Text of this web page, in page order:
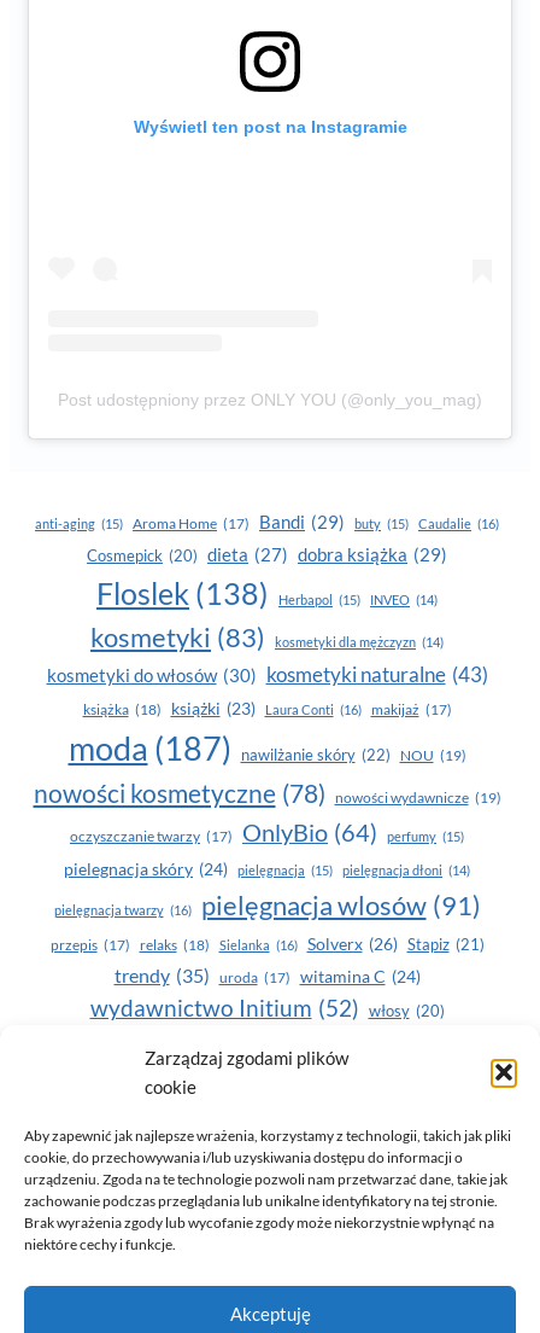
Zarządzaj zgodami plików
cookie
Aby zapewnić jak najlepsze wrażenia, korzystamy z technologii, takich jak pliki
cookie, do przechowywania i/lub uzyskiwania dostępu do informacji o
urządzeniu. Zgoda na te technologie pozwoli nam przetwarzać dane, takie jak
zachowanie podczas przeglądania lub unikalne identyfikatory na tej stronie.
Brak wyrażenia zgody lub wycofanie zgody może niekorzystnie wpłynąć na
niektóre cechy i funkcje.
Akceptuję
Wyświetl ten post na Instagramie
Post udostępniony przez ONLY YOU (@only_you_mag)
anti-aging (15) Aroma Home (17) Bandi (29) buty (15) Caudalie (16)
Cosmepick (20) dieta (27) dobra książka (29)
Floslek (138) Herbapol (15) INVEO (14)
kosmetyki (83) kosmetyki dla mężczyzn (14)
kosmetyki do włosów (30) kosmetyki naturalne (43)
książka (18) książki (23) Laura Conti (16) makijaż (17)
moda (187) nawilżanie skóry (22) NOU (19)
nowości kosmetyczne (78) nowości wydawnicze (19)
oczyszczanie twarzy (17) OnlyBio (64) perfumy (15)
pielegnacja skóry (24) pielęgnacja (15) pielęgnacja dłoni (14)
pielęgnacja twarzy (16) pielęgnacja wlosów (91)
przepis (17) relaks (18) Sielanka (16) Solverx (26) Stapiz (21)
trendy (35) uroda (17) witamina C (24)
wydawnictwo Initium (52) włosy (20)
Yasumi(164) zdrowe zęby
zdrowie
© 2026 Only You - portal dla kobiet (uroda, moda, zdrowie)